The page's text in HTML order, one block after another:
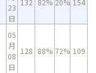
23
日
132 82% 20% 154
05
月
08
日
128 88% 72% 109